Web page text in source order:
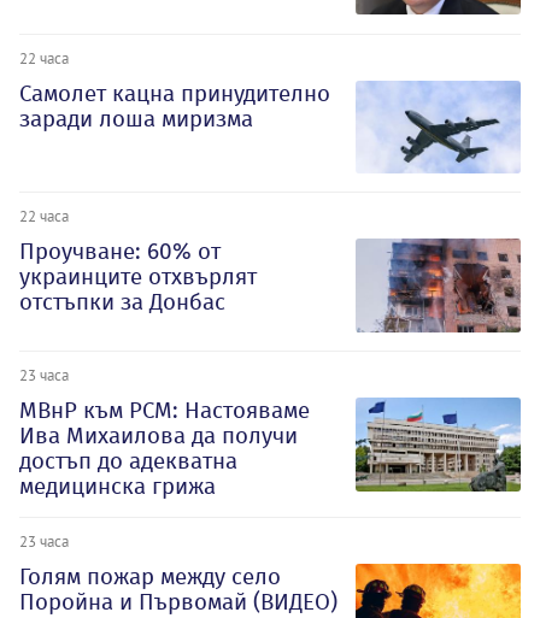
22 часа
Самолет кацна принудително
заради лоша миризма
22 часа
Проучване: 60% от
украинците отхвърлят
отстъпки за Донбас
23 часа
МВнР към РСМ: Настояваме
Ива Михаилова да получи
достъп до адекватна
медицинска грижа
23 часа
Голям пожар между село
Поройна и Първомай (ВИДЕО)